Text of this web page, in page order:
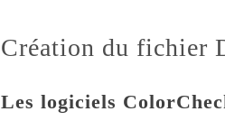
Création du fichier
Les logiciels